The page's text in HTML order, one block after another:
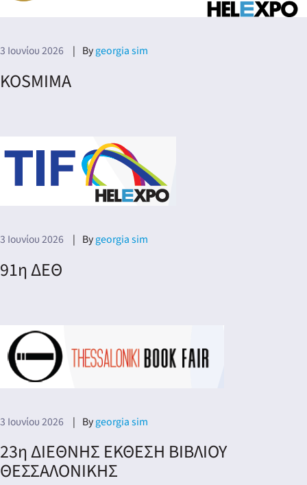
3 Ιουνίου 2026 Bygeorgia sim
KOSMIMA
3 Ιουνίου 2026 Bygeorgia sim
91η ΔΕΘ
3 Ιουνίου 2026 Bygeorgia sim
23η ΔΙΕΘΝΗΣ ΕΚΘΕΣΗ ΒΙΒΛΙΟΥ
ΘΕΣΣΑΛΟΝΙΚΗΣ